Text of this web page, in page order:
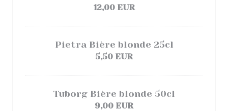
12,00 EUR
Pietra Bière blonde 25cl
5,50 EUR
Tuborg Bière blonde 50cl
9,00 EUR